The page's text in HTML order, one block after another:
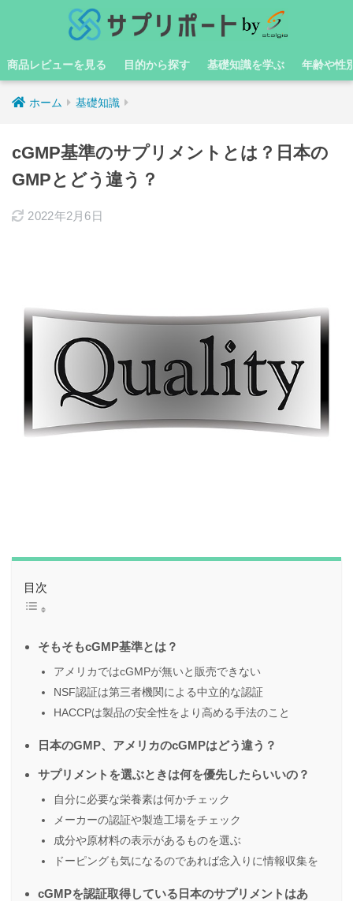
商品レビューを見る 目的から探す 基礎知識を学ぶ 年齢や性
ホーム 基礎知識
cGMP基準のサプリメントとは？日本の
GMPとどう違う？
2022年2月6日
目次
そもそもcGMP基準とは？
アメリカではcGMPが無いと販売できない
NSF認証は第三者機関による中立的な認証
HACCPは製品の安全性をより高める手法のこと
日本のGMP、アメリカのcGMPはどう違う？
サプリメントを選ぶときは何を優先したらいいの？
自分に必要な栄養素は何かチェック
メーカーの認証や製造工場をチェック
成分や原材料の表示があるものを選ぶ
ドーピングも気になるのであれば念入りに情報収集を
cGMPを認証取得している日本のサプリメントはあ